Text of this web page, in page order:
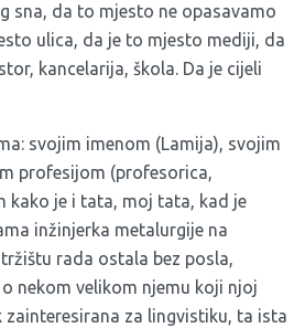
sna, da to mjesto ne opasavamo
ulica, da je to mjesto mediji, da
kancelarija, škola. Da je cijeli
svojim imenom (Lamija), svojim
profesijom (profesorica,
kako je i tata, moj tata, kad je
inžinjerka metalurgije na
rada ostala bez posla,
nekom velikom njemu koji njoj
zainteresirana za lingvistiku, ta ista